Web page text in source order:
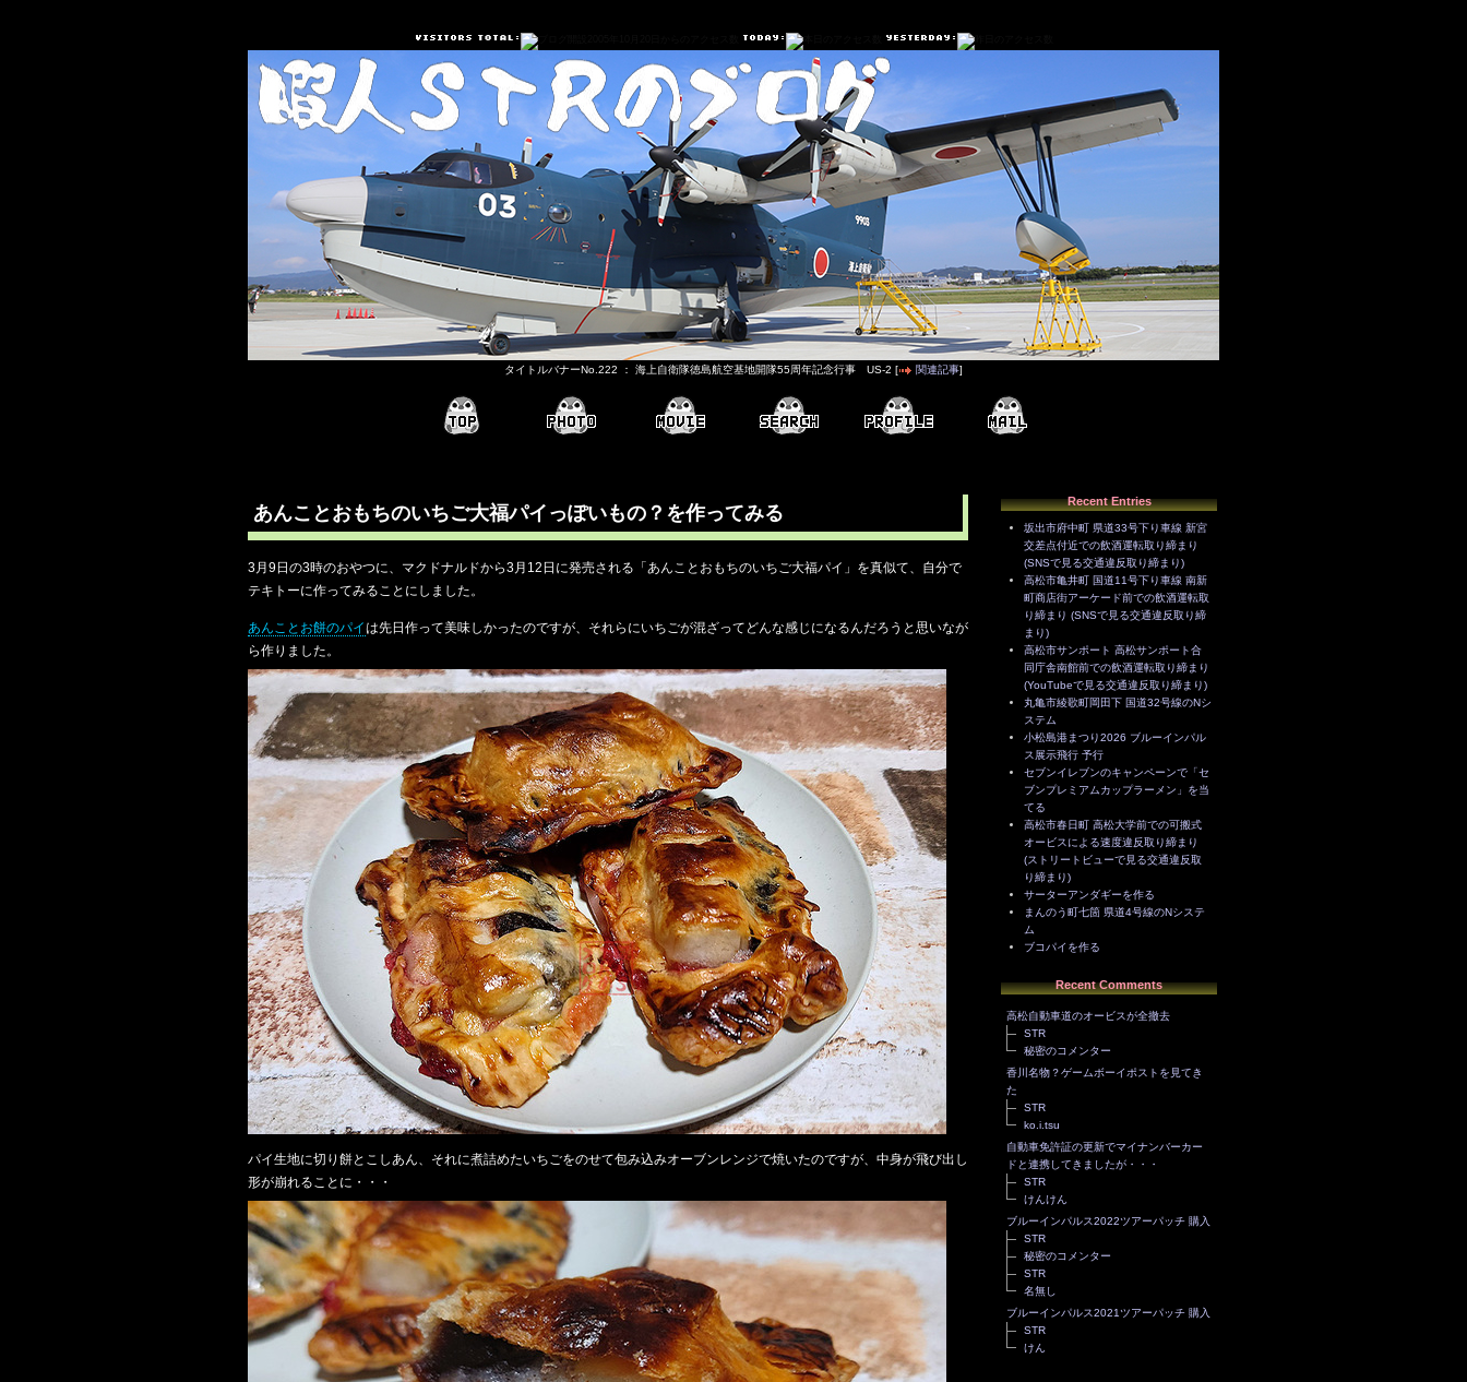
タイトルバナーNo.222 ： 海上自衛隊徳島航空基地開隊55周年記念行事 US-2 [ 関連記事]
あんことおもちのいちご大福パイっぽいもの？を作ってみる
3月9日の3時のおやつに、マクドナルドから3月12日に発売される「あんことおもちのいちご大福パイ」を真似て、自分で
テキトーに作ってみることにしました。
あんことお餅のパイは先日作って美味しかったのですが、それらにいちごが混ざってどんな感じになるんだろうと思いなが
ら作りました。
パイ生地に切り餅とこしあん、それに煮詰めたいちごをのせて包み込みオーブンレンジで焼いたのですが、中身が飛び出し
形が崩れることに・・・
Recent Entries
坂出市府中町 県道33号下り車線 新宮
交差点付近での飲酒運転取り締まり
(SNSで見る交通違反取り締まり)
高松市亀井町 国道11号下り車線 南新
町商店街アーケード前での飲酒運転取
り締まり (SNSで見る交通違反取り締
まり)
高松市サンポート 高松サンポート合
同庁舎南館前での飲酒運転取り締まり
(YouTubeで見る交通違反取り締まり)
丸亀市綾歌町岡田下 国道32号線のNシ
ステム
小松島港まつり2026 ブルーインパル
ス展示飛行 予行
セブンイレブンのキャンペーンで「セ
ブンプレミアムカップラーメン」を当
てる
高松市春日町 高松大学前での可搬式
オービスによる速度違反取り締まり
(ストリートビューで見る交通違反取
り締まり)
サーターアンダギーを作る
まんのう町七箇 県道4号線のNシステ
ム
ブコパイを作る
Recent Comments
高松自動車道のオービスが全撤去
STR
秘密のコメンター
香川名物？ゲームボーイポストを見てき
た
STR
ko.i.tsu
自動車免許証の更新でマイナンバーカー
ドと連携してきましたが・・・
STR
けんけん
ブルーインパルス2022ツアーパッチ 購入
STR
秘密のコメンター
STR
名無し
ブルーインパルス2021ツアーパッチ 購入
STR
けん